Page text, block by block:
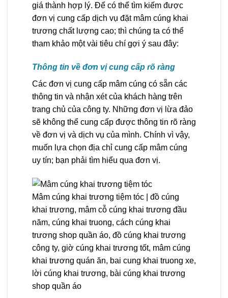
giá thành hợp lý. Để có thể tìm kiếm được
đơn vị cung cấp dịch vụ đặt mâm cúng khai
trương chất lượng cao; thì chúng ta có thể
tham khảo một vài tiêu chí gợi ý sau đây:
Thông tin về đơn vị cung cấp rõ ràng
Các đơn vị cung cấp mâm cúng có sẵn các
thông tin và nhận xét của khách hàng trên
trang chủ của công ty. Những đơn vị lừa đảo
sẽ không thể cung cấp được thông tin rõ ràng
về đơn vị và dịch vụ của mình. Chính vì vậy,
muốn lựa chọn địa chỉ cung cấp mâm cúng
uy tín; bạn phải tìm hiểu qua đơn vị.
Mâm cúng khai trương tiệm tóc | đồ cúng
khai trương, mâm cỗ cúng khai trương đầu
năm, cúng khai truong, cách cúng khai
trương shop quần áo, đồ cúng khai trương
công ty, giờ cúng khai trương tốt, mâm cúng
khai trương quán ăn, bai cung khai truong xe,
lời cúng khai trương, bài cúng khai trương
shop quần áo